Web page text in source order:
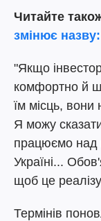
Читайте
змінює
"Якщо
комфортно й
їм місць, вони
Я можу
працюємо над
Україні...
щоб це
Термінів